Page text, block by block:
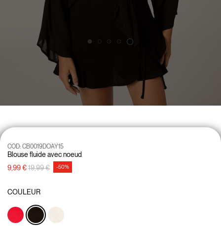
Blouse fluide avec noeud
COD: CB0019DOAY15
9,99 €Prix réduit de
19,99 €à -50%
COULEUR